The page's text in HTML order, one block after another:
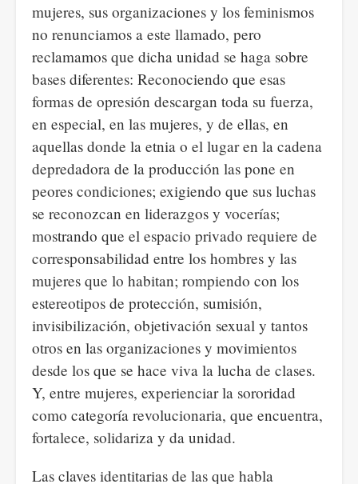
mujeres, sus organizaciones y los feminismos
no renunciamos a este llamado, pero
reclamamos que dicha unidad se haga sobre
bases diferentes: Reconociendo que esas
formas de opresión descargan toda su fuerza,
en especial, en las mujeres, y de ellas, en
aquellas donde la etnia o el lugar en la cadena
depredadora de la producción las pone en
peores condiciones; exigiendo que sus luchas
se reconozcan en liderazgos y vocerías;
mostrando que el espacio privado requiere de
corresponsabilidad entre los hombres y las
mujeres que lo habitan; rompiendo con los
estereotipos de protección, sumisión,
invisibilización, objetivación sexual y tantos
otros en las organizaciones y movimientos
desde los que se hace viva la lucha de clases.
Y, entre mujeres, experienciar la sororidad
como categoría revolucionaria, que encuentra,
fortalece, solidariza y da unidad.
Las claves identitarias de las que habla